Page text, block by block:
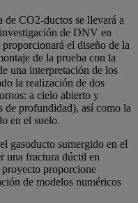
de CO2-ductos se llevará a
de DNV en
el diseño de la
de la prueba con la
una interpretación de los
la realización de dos
a cielo abierto y
de profundidad), así como la
en el suelo.
gasoducto sumergido en el
una fractura dúctil en
proporcione
de modelos numéricos